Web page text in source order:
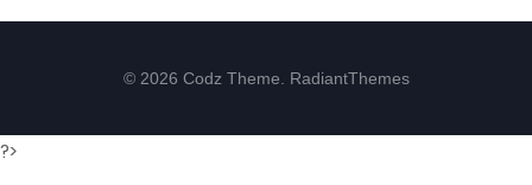
© 2026 Codz Theme. RadiantThemes
?>